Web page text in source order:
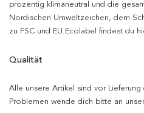
prozentig klimaneutral und die
Nordischen Umweltzeichen, dem
zu FSC und EU Ecolabel findest du
Qualität
Alle unsere Artikel sind vor
Problemen wende dich bitte an